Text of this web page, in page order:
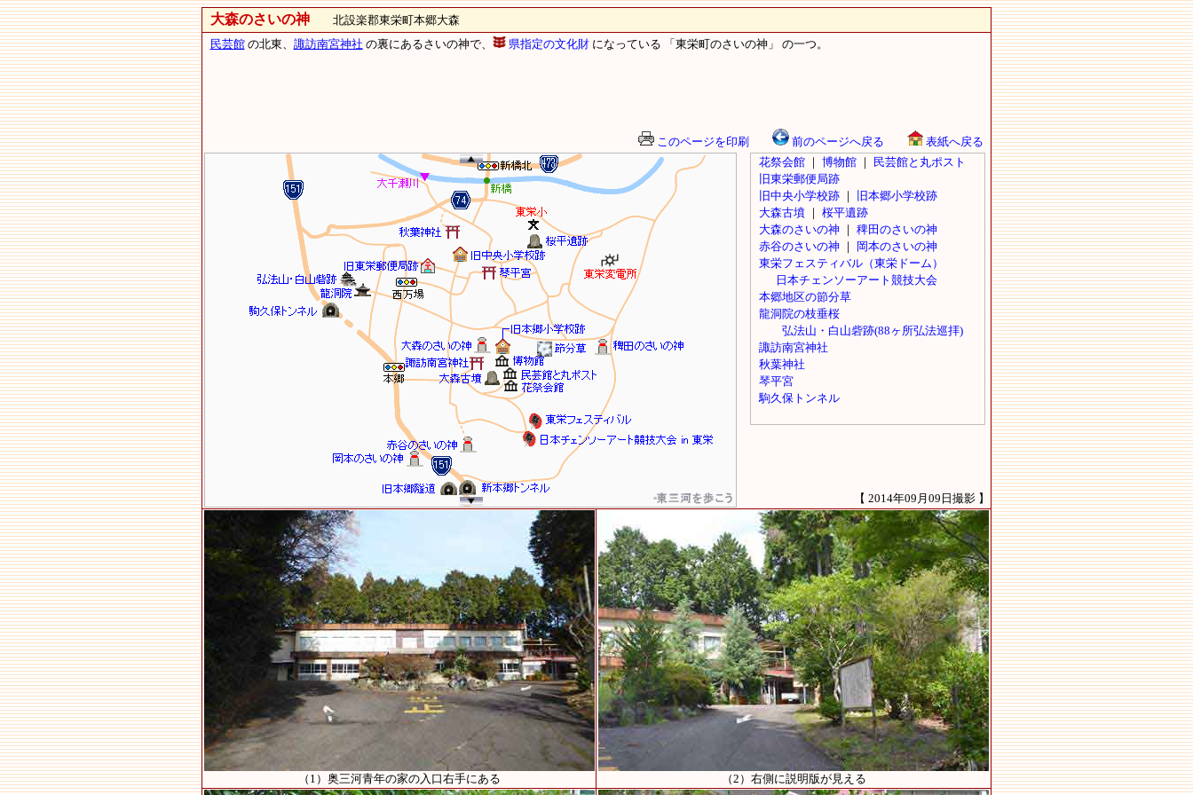
大森のさいの神北設楽郡東栄町本郷大森
民芸館の北東、 諏訪南宮神社 の裏にあるさいの神で、 県指定の文化財になっている 「東栄町のさいの神」 の一つ。
このページを印刷 前のページへ戻る 表紙へ戻る
【 2014年09月09日撮影 】
（1）奥三河青年の家の入口右手にある （2）右側に説明版が見える